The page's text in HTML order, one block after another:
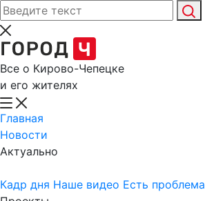
Все о Кирово-Чепецке
и его жителях
Главная
Новости
Актуально
Кадр дня Наше видео Есть проблема